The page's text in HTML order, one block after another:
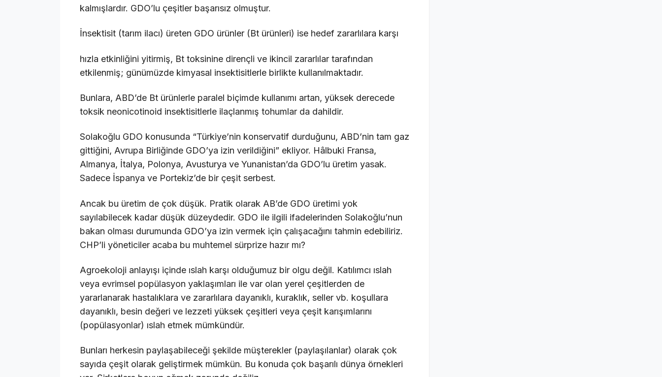
kalmışlardır. GDO’lu çeşitler başarısız olmuştur.
İnsektisit (tarım ilacı) üreten GDO ürünler (Bt ürünleri) ise hedef zararlılara karşı
hızla etkinliğini yitirmiş, Bt toksinine dirençli ve ikincil zararlılar tarafından
etkilenmiş; günümüzde kimyasal insektisitlerle birlikte kullanılmaktadır.
Bunlara, ABD’de Bt ürünlerle paralel biçimde kullanımı artan, yüksek derecede
toksik neonicotinoid insektisitlerle ilaçlanmış tohumlar da dahildir.
Solakoğlu GDO konusunda “Türkiye’nin konservatif durduğunu, ABD’nin tam gaz
gittiğini, Avrupa Birliğinde GDO’ya izin verildiğini” ekliyor. Hâlbuki Fransa,
Almanya, İtalya, Polonya, Avusturya ve Yunanistan’da GDO’lu üretim yasak.
Sadece İspanya ve Portekiz’de bir çeşit serbest.
Ancak bu üretim de çok düşük. Pratik olarak AB’de GDO üretimi yok
sayılabilecek kadar düşük düzeydedir. GDO ile ilgili ifadelerinden Solakoğlu’nun
bakan olması durumunda GDO’ya izin vermek için çalışacağını tahmin edebiliriz.
CHP’li yöneticiler acaba bu muhtemel sürprize hazır mı?
Agroekoloji anlayışı içinde ıslah karşı olduğumuz bir olgu değil. Katılımcı ıslah
veya evrimsel popülasyon yaklaşımları ile var olan yerel çeşitlerden de
yararlanarak hastalıklara ve zararlılara dayanıklı, kuraklık, seller vb. koşullara
dayanıklı, besin değeri ve lezzeti yüksek çeşitleri veya çeşit karışımlarını
(popülasyonlar) ıslah etmek mümkündür.
Bunları herkesin paylaşabileceği şekilde müşterekler (paylaşılanlar) olarak çok
sayıda çeşit olarak geliştirmek mümkün. Bu konuda çok başarılı dünya örnekleri